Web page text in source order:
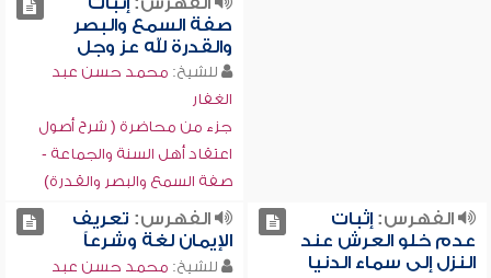
صفة السمع والبصر
والقدرة لله عز وجل
للشيخ: محمد حسن عبد
الغفار
جزء من محاضرة ( شرح أصول
اعتقاد أهل السنة والجماعة -
صفة السمع والبصر والقدرة)
الفهرس:إثبات
عدم خلو العرش عند
النزل إلى سماء الدنيا
الفهرس: تعريف
الإيمان لغة وشرعاً
للشيخ: محمد حسن عبد